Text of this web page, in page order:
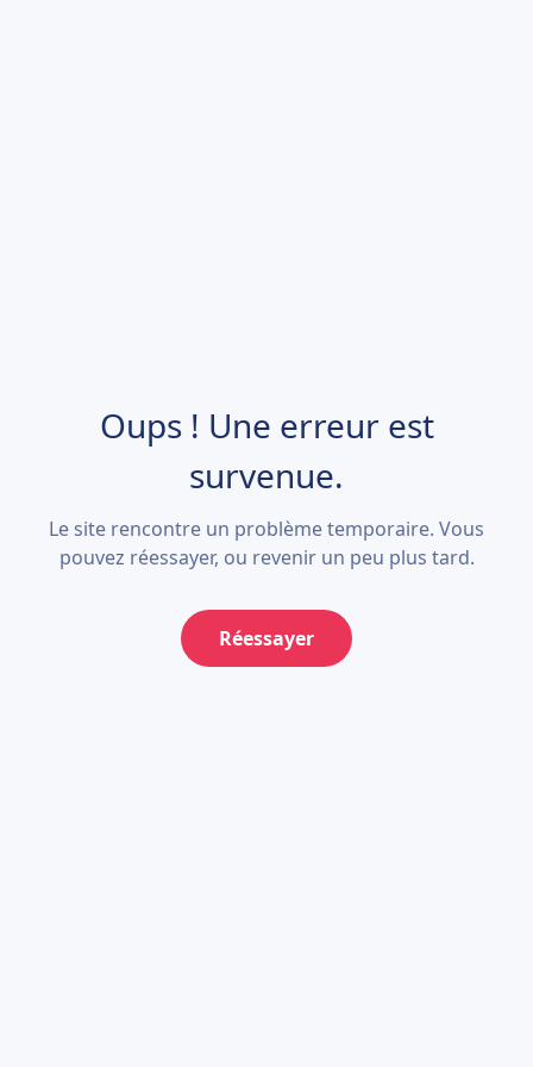
Oups ! Une erreur est
survenue.
Le site rencontre un problème temporaire. Vous
pouvez réessayer, ou revenir un peu plus tard.
Réessayer